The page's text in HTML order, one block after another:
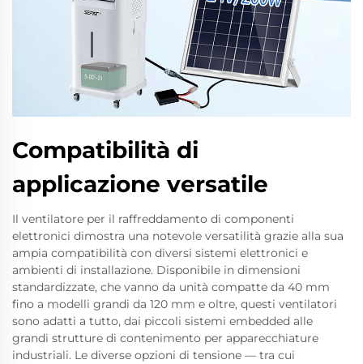
Compatibilità di
applicazione versatile
Il ventilatore per il raffreddamento di componenti
elettronici dimostra una notevole versatilità grazie alla sua
ampia compatibilità con diversi sistemi elettronici e
ambienti di installazione. Disponibile in dimensioni
standardizzate, che vanno da unità compatte da 40 mm
fino a modelli grandi da 120 mm e oltre, questi ventilatori
sono adatti a tutto, dai piccoli sistemi embedded alle
grandi strutture di contenimento per apparecchiature
industriali. Le diverse opzioni di tensione — tra cui